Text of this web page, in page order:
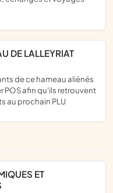
DE LALLEYRIAT
POS afin qu'ils retrouvent
au prochain PLU